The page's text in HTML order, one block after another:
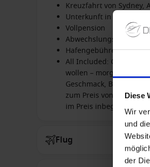
Diese
Wir
und
der
Kreuzfahrt von Sydney,
Unterkunft in der
Vollpension
Abwechslungsreiches
Hafengebühren
All Included: Classic-
wollen – morgens,
Geschmack, Biere von
zum Preis von 12 USD.
im Preis inbegriffen.
Flug